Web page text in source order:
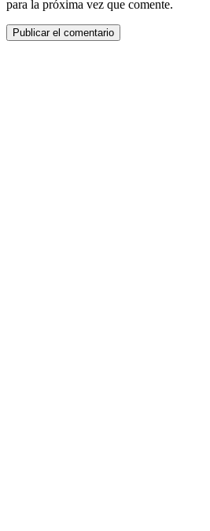
para la próxima vez que comente.